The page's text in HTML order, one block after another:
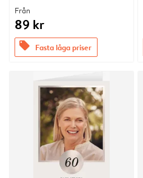
Från
89 kr
offers Fasta låga priser